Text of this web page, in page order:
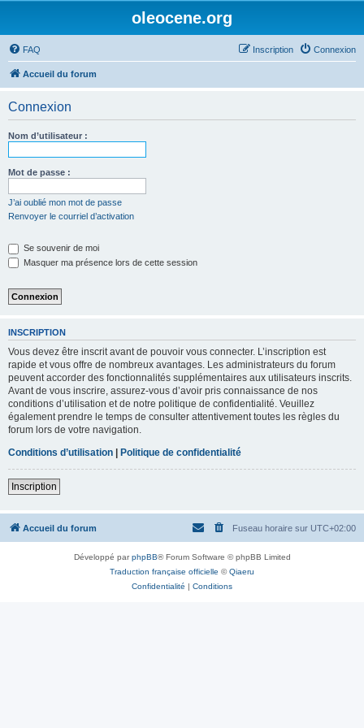
oleocene.org
FAQ Connexion
Inscription
Accueil du forum
Connexion
Nom d’utilisateur :
Mot de passe :
J’ai oublié mon mot de passe
Renvoyer le courriel d’activation
Se souvenir de moi
Masquer ma présence lors de cette session
INSCRIPTION
Vous devez être inscrit avant de pouvoir vous connecter. L’inscription est
rapide et vous offre de nombreux avantages. Les administrateurs du forum
peuvent accorder des fonctionnalités supplémentaires aux utilisateurs inscrits.
Avant de vous inscrire, assurez-vous d’avoir pris connaissance de nos
conditions d’utilisation et de notre politique de confidentialité. Veuillez
également prendre le temps de consulter attentivement toutes les règles du
forum lors de votre navigation.
Conditions d’utilisation | Politique de confidentialité
Inscription
Accueil du forum Fuseau horaire sur UTC+02:00
Développé parphpBB® Forum Software © phpBB Limited
Traduction française officielle ©Qiaeru
Confidentialité | Conditions